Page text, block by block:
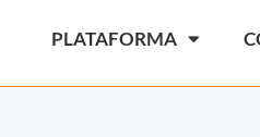
PLATAFORMA